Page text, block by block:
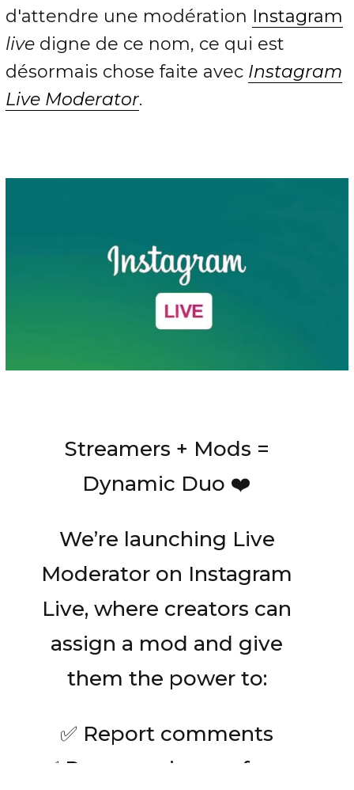
d'attendre une modération Instagram
live digne de ce nom, ce qui est
désormais chose faite avec Instagram
Live Moderator.
Streamers + Mods =
Dynamic Duo ❤️
We’re launching Live
Moderator on Instagram
Live, where creators can
assign a mod and give
them the power to:
✅ Report comments
✅ Remove viewers from